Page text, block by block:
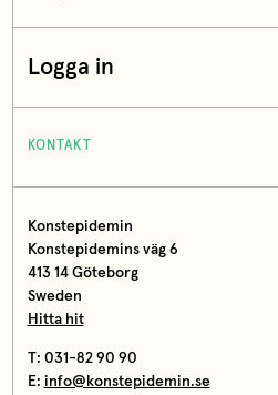
Logga in
KONTAKT
Konstepidemin
Konstepidemins väg 6
413 14 Göteborg
Sweden
Hitta hit
T: 031-82 90 90
E: info@konstepidemin.se